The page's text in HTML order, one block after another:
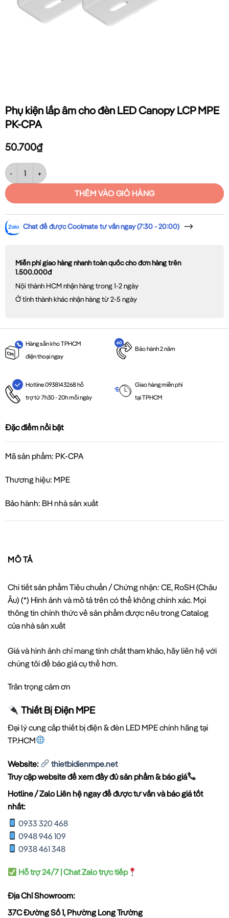
Phụ kiện lắp âm cho đèn LED Canopy LCP MPE
PK-CPA
50.700₫
Phụ kiện lắp âm cho đèn LED Canopy LCP MPE PK-CPA số lượng
THÊM VÀO GIỎ HÀNG
Chat để được Coolmate tư vấn ngay (7:30 - 20:00)
Miễn phí giao hàng nhanh toàn quốc cho đơn hàng trên
1.500.000đ
Nội thành HCM nhận hàng trong 1-2 ngày
Ở tỉnh thành khác nhận hàng từ 2-5 ngày
Hàng sẵn kho TPHCM
điện thoại ngay
Bảo hành 2 năm
Hotline 0938143268 hỗ
trợ từ 7h30 - 20h mỗi ngày
Giao hàng miễn phí
tại TPHCM
Đặc điểm nổi bật
Mã sản phẩm: PK-CPA
Thương hiệu: MPE
Bảo hành: BH nhà sản xuất
MÔ TẢ
Chi tiết sản phẩm Tiêu chuẩn / Chứng nhận: CE, RoSH (Châu
Âu) (*) Hình ảnh và mô tả trên có thể không chính xác. Mọi
thông tin chính thức về sản phẩm được nêu trong Catalog
của nhà sản xuất
Giá và hình ảnh chỉ mang tính chất tham khảo, hãy liên hệ với
chúng tôi để báo giá cụ thể hơn.
Trân trọng cảm ơn
Thiết Bị Điện MPE
Đại lý cung cấp thiết bị điện & đèn LED MPE chính hãng tại
TP.HCM
Website:
thietbidienmpe.net
Truy cập website để xem đầy đủ sản phẩm & báo giá
Hotline / Zalo Liên hệ ngay để được tư vấn và báo giá tốt
nhất:
0933 320 468
0948 946 109
0938 461 348
Hỗ trợ 24/7 | Chat Zalo trực tiếp
Địa Chỉ Showroom:
37C Đường Số 1, Phường Long Trường